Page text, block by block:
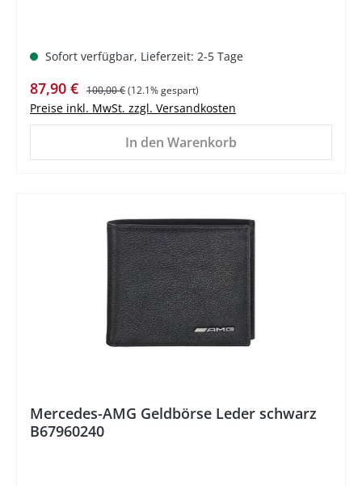
Sofort verfügbar, Lieferzeit: 2-5 Tage
Verkaufspreis:
87,90 € Regulärer Preis:
100,00 €(12.1% gespart)
Preise inkl. MwSt. zzgl. Versandkosten
In den Warenkorb
Mercedes-AMG Geldbörse Leder schwarz
B67960240